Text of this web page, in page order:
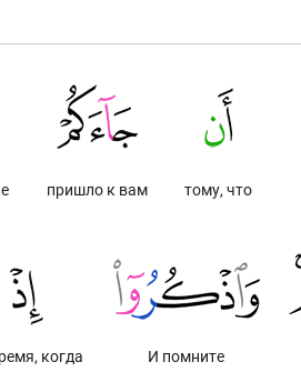
тому, что
пришло к вам
И помните
когда